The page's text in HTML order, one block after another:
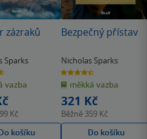
zázraků
Sparks
vazba
Kč
košíku
Bezpečný přístav
Nicholas Sparks
4.4
z
5
hvězdiček
měkká vazba
321 Kč
Běžně 359 Kč
Do košíku